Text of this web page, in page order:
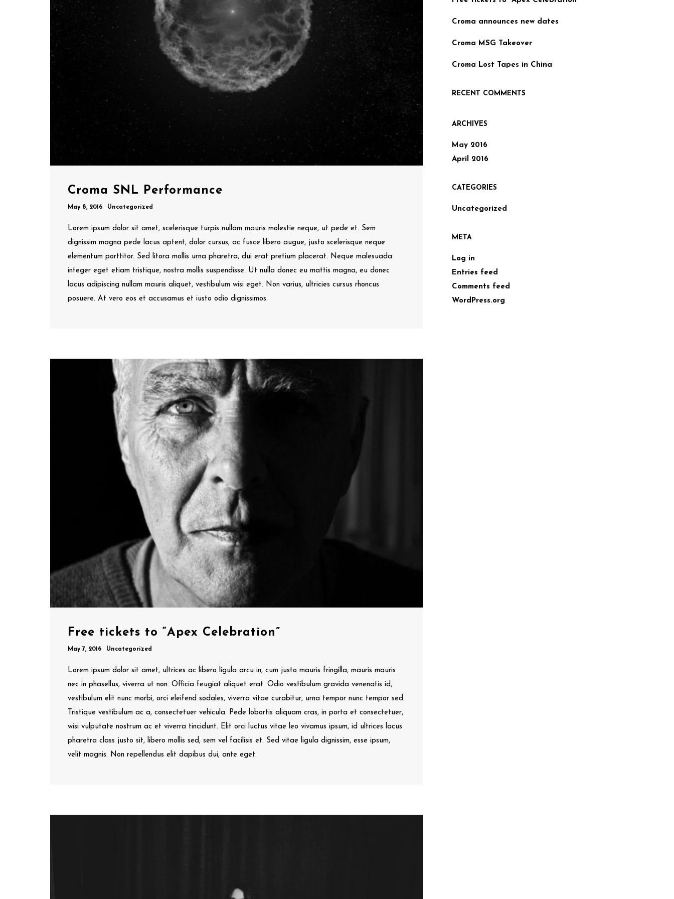
Croma SNL Performance
May 8, 2016 Uncategorized
Lorem ipsum dolor sit amet, scelerisque turpis nullam mauris molestie neque, ut pede et. Sem
dignissim magna pede lacus aptent, dolor cursus, ac fusce libero augue, justo scelerisque neque
elementum porttitor. Sed litora mollis urna pharetra, dui erat pretium placerat. Neque malesuada
integer eget etiam tristique, nostra mollis suspendisse. Ut nulla donec eu mattis magna, eu donec
lacus adipiscing nullam mauris aliquet, vestibulum wisi eget. Non varius, ultricies cursus rhoncus
posuere. At vero eos et accusamus et iusto odio dignissimos.
Free tickets to “Apex Celebration”
May 7, 2016 Uncategorized
Lorem ipsum dolor sit amet, ultrices ac libero ligula arcu in, cum justo mauris fringilla, mauris mauris
nec in phasellus, viverra ut non. Officia feugiat aliquet erat. Odio vestibulum gravida venenatis id,
vestibulum elit nunc morbi, orci eleifend sodales, viverra vitae curabitur, urna tempor nunc tempor sed.
Tristique vestibulum ac a, consectetuer vehicula. Pede lobortis aliquam cras, in porta et consectetuer,
wisi vulputate nostrum ac et viverra tincidunt. Elit orci luctus vitae leo vivamus ipsum, id ultrices lacus
pharetra class justo sit, libero mollis sed, sem vel facilisis et. Sed vitae ligula dignissim, esse ipsum,
velit magnis. Non repellendus elit dapibus dui, ante eget.
Croma announces new dates
Croma MSG Takeover
Croma Lost Tapes in China
RECENT COMMENTS
ARCHIVES
May 2016
April 2016
CATEGORIES
Uncategorized
META
Log in
Entries feed
Comments feed
WordPress.org